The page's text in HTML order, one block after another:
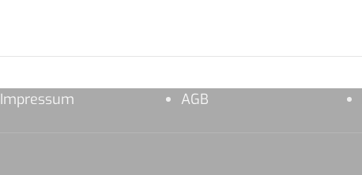
Impressum AGB